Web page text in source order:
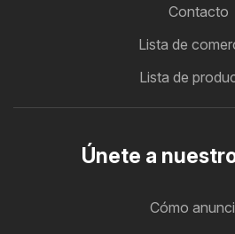
Contacto
Lista de
Lista de
Únete a
Cómo